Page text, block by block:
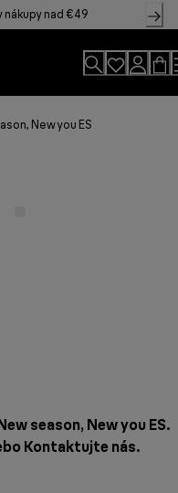
nákupy nad €49
New you ES
season, New you ES.
Kontaktujte nás.